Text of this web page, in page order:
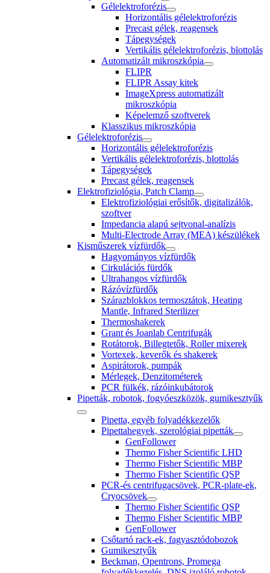
Gélelektroforézis
Horizontális gélelektroforézis
Precast gélek, reagensek
Tápegységek
Vertikális gélelektroforézis, blottolás
Automatizált mikroszkópia
FLIPR
FLIPR Assay kitek
ImageXpress automatizált
mikroszkópia
Képelemző szoftverek
Klasszikus mikroszkópia
Gélelektroforézis
Horizontális gélelektroforézis
Vertikális gélelektroforézis, blottolás
Tápegységek
Precast gélek, reagensek
Elektrofiziológia, Patch Clamp
Elektrofiziológiai erősítők, digitalizálók,
szoftver
Impedancia alapú sejtvonal-analízis
Multi-Electrode Array (MEA) készülékek
Kisműszerek vízfürdők
Hagyományos vízfürdők
Cirkulációs fürdők
Ultrahangos vízfürdők
Rázóvízfürdők
Szárazblokkos termosztátok, Heating
Mantle, Infrared Sterilizer
Thermoshakerek
Grant és Joanlab Centrifugák
Rotátorok, Billegtetők, Roller mixerek
Vortexek, keverők és shakerek
Aspirátorok, pumpák
Mérlegek, Denzitométerek
PCR fülkék, rázóinkubátorok
Pipetták, robotok, fogyóeszközök, gumikesztyűk
Pipetta, egyéb folyadékkezelők
Pipettahegyek, szerológiai pipetták
GenFollower
Thermo Fisher Scientific LHD
Thermo Fisher Scientific MBP
Thermo Fisher Scientific QSP
PCR-és centrifugacsövek, PCR-plate-ek,
Cryocsövek
Thermo Fisher Scientific QSP
Thermo Fisher Scientific MBP
GenFollower
Csőtartó rack-ek, fagyasztódobozok
Gumikesztyűk
Beckman, Opentrons, Promega